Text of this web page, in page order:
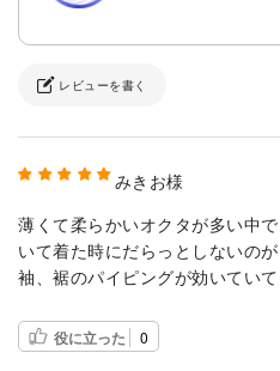
レビューを書く
みきお様
薄くて柔らかいオクタが多い中
いて着た時にだらっとしないの
袖、裾のパイピングが効いてい
役に立った 0